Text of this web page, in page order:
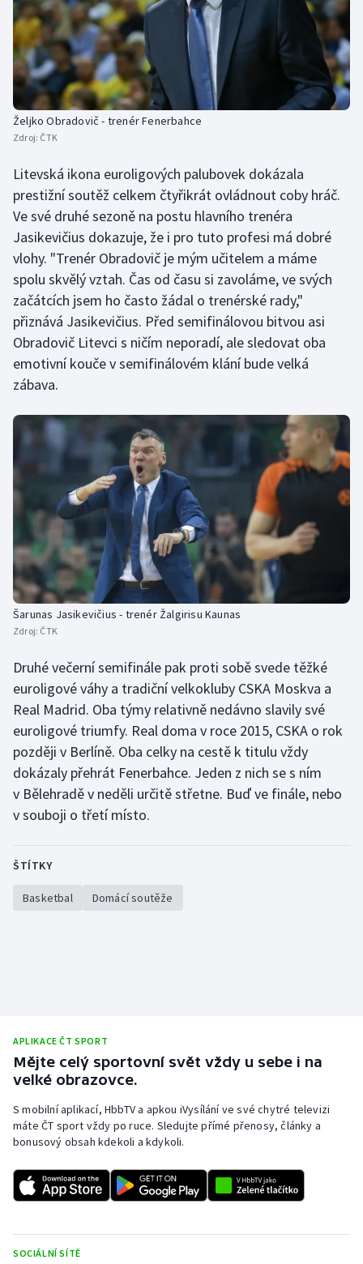
Željko Obradovič - trenér Fenerbahce
Zdroj: ČTK
Litevská ikona euroligových palubovek dokázala
prestižní soutěž celkem čtyřikrát ovládnout coby hráč.
Ve své druhé sezoně na postu hlavního trenéra
Jasikevičius dokazuje, že i pro tuto profesi má dobré
vlohy. "Trenér Obradovič je mým učitelem a máme
spolu skvělý vztah. Čas od času si zavoláme, ve svých
začátcích jsem ho často žádal o trenérské rady,"
přiznává Jasikevičius. Před semifinálovou bitvou asi
Obradovič Litevci s ničím neporadí, ale sledovat oba
emotivní kouče v semifinálovém klání bude velká
zábava.
Šarunas Jasikevičius - trenér Žalgirisu Kaunas
Zdroj: ČTK
Druhé večerní semifinále pak proti sobě svede těžké
euroligové váhy a tradiční velkokluby CSKA Moskva a
Real Madrid. Oba týmy relativně nedávno slavily své
euroligové triumfy. Real doma v roce 2015, CSKA o rok
později v Berlíně. Oba celky na cestě k titulu vždy
dokázaly přehrát Fenerbahce. Jeden z nich se s ním
v Bělehradě v neděli určitě střetne. Buď ve finále, nebo
v souboji o třetí místo.
ŠTÍTKY
Basketbal Domácí soutěže
APLIKACE ČT SPORT
Mějte celý sportovní svět vždy u sebe i na
velké obrazovce.
S mobilní aplikací, HbbTV a apkou iVysílání ve své chytré televizi
máte ČT sport vždy po ruce. Sledujte přímé přenosy, články a
bonusový obsah kdekoli a kdykoli.
SOCIÁLNÍ SÍTĚ